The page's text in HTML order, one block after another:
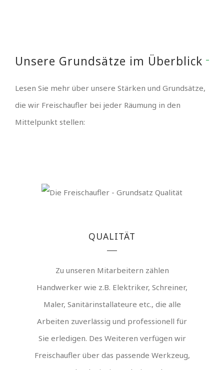
Unsere Grundsätze im Überblick
Lesen Sie mehr über unsere Stärken und Grundsätze,
die wir Freischaufler bei jeder Räumung in den
Mittelpunkt stellen:
QUALITÄT
Zu unseren Mitarbeitern zählen
Handwerker wie z.B. Elektriker, Schreiner,
Maler, Sanitärinstallateure etc., die alle
Arbeiten zuverlässig und professionell für
Sie erledigen. Des Weiteren verfügen wir
Freischaufler über das passende Werkzeug,